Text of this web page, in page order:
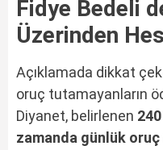
Fidye Bedeli
Üzerinden
Açıklamada dikkat
oruç tutamayanların
Diyanet, belirlenen
zamanda günlük